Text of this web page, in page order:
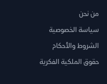
من نحن
سياسة الخصوصية
الشروط والأحكام
حقوق الملكية الفكرية